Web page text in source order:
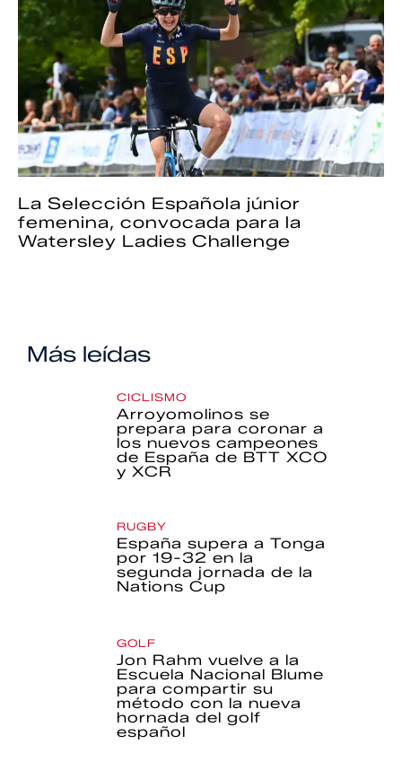
La Selección Española júnior
femenina, convocada para la
Watersley Ladies Challenge
Más leídas
CICLISMO
Arroyomolinos se
prepara para coronar a
los nuevos campeones
de España de BTT XCO
y XCR
RUGBY
España supera a Tonga
por 19-32 en la
segunda jornada de la
Nations Cup
GOLF
Jon Rahm vuelve a la
Escuela Nacional Blume
para compartir su
método con la nueva
hornada del golf
español